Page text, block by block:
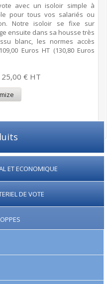
avec un isoloir simple à
pour tous vos salariés ou
Notre isoloir se fixe sur
ensuite dans sa housse très
blanc, les normes accès
Euros HT (130,80 Euros
€ HT
ET ECONOMIQUE
DE VOTE